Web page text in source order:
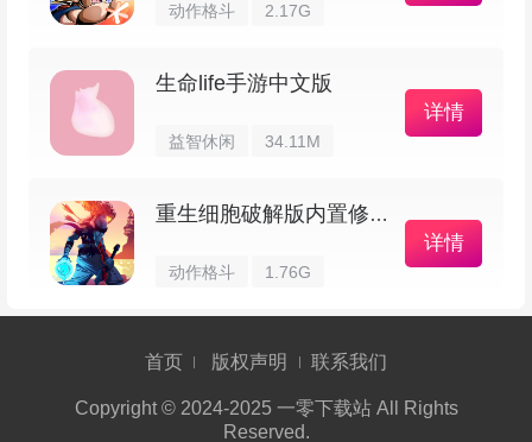
– 为手机平台做了专门优化，在移动设备上也
能体验到那种标志性的绝地抢点枪战感
– 用附件系统改造你的枪，按自己战术去搭配
4、次时代动作交互玩法
– 有些载具是独占的，能在 8×8 的大地图里迅
动作格斗 2.17G
生命life手游中文版
益智休闲 34.11M
详情
重生细胞破解版内置修改器
动作格斗 1.76G
详情
首页 版权声明 联系我们
Copyright © 2024-2025 一零下载站 All Rights
Reserved.